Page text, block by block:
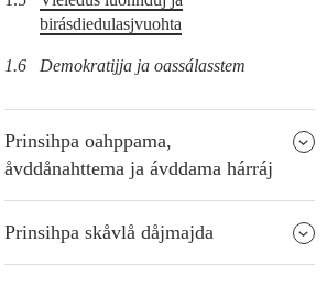
birásdiedulasjvuohta
1.6 Demokratijja ja oassálasstem
Prinsihpa oahppama,
åvddånahttema ja ávddama hárráj
Prinsihpa skåvlå dåjmajda